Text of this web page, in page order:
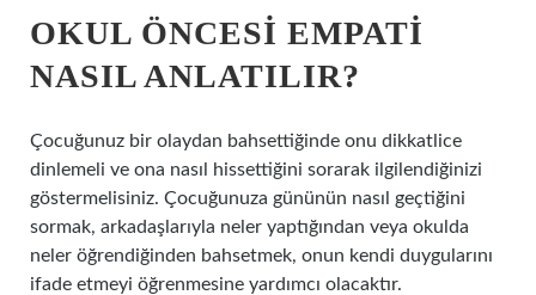
OKUL ÖNCESI EMPATI
NASIL ANLATILIR?
Çocuğunuz bir olaydan bahsettiğinde onu dikkatlice
dinlemeli ve ona nasıl hissettiğini sorarak ilgilendiğinizi
göstermelisiniz. Çocuğunuza gününün nasıl geçtiğini
sormak, arkadaşlarıyla neler yaptığından veya okulda
neler öğrendiğinden bahsetmek, onun kendi duygularını
ifade etmeyi öğrenmesine yardımcı olacaktır.